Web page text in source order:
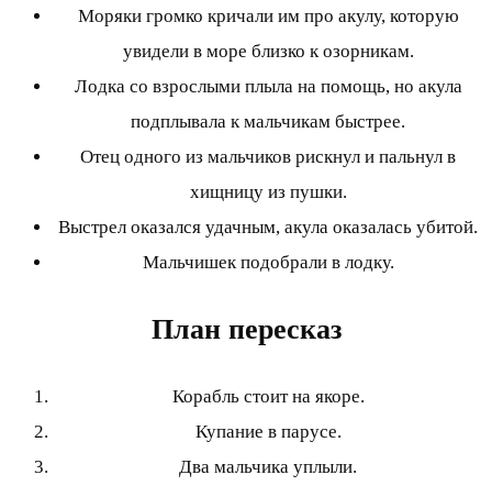
Моряки громко кричали им про акулу, которую
увидели в море близко к озорникам.
Лодка со взрослыми плыла на помощь, но акула
подплывала к мальчикам быстрее.
Отец одного из мальчиков рискнул и пальнул в
хищницу из пушки.
Выстрел оказался удачным, акула оказалась убитой.
Мальчишек подобрали в лодку.
План пересказ
Корабль стоит на якоре.
Купание в парусе.
Два мальчика уплыли.